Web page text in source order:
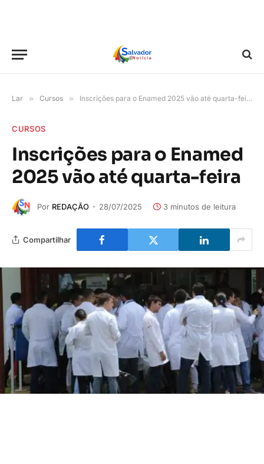
Lar » Cursos » Inscrições para o Enamed 2025 vão até quarta-feira
CURSOS
Inscrições para o Enamed
2025 vão até quarta-feira
Por REDAÇÃO 28/07/2025 3 minutos de leitura
Compartilhar